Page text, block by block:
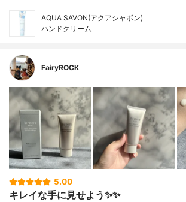
AQUA SAVON(アクアシャボン)
ハンドクリーム
FairyROCK
5.00
キレイな手に見せよう✨✨